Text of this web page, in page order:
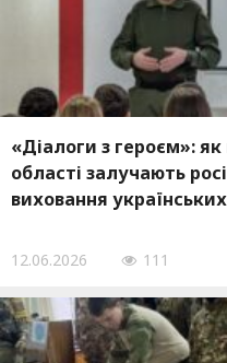
«Діалоги з героєм»: як
області залучають
виховання
12.06.2026 111